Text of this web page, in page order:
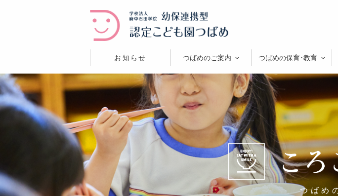
お知らせ つばめのご案内 つばめの保育･教育
つばめ